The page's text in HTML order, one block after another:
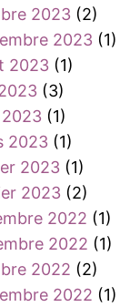
2023 (2)
2023 (1)
2023 (1)
(3)
(1)
2023 (1)
2023 (1)
2023 (2)
2022 (1)
2022 (1)
2022 (2)
2022 (1)